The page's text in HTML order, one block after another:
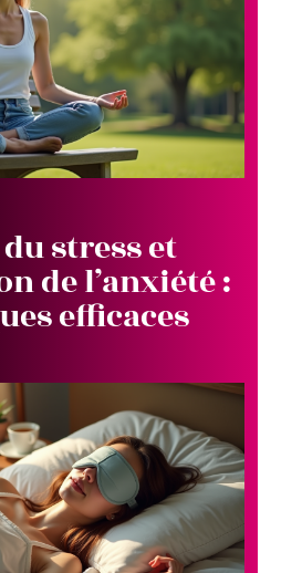
stress et
de l’anxiété :
efficaces